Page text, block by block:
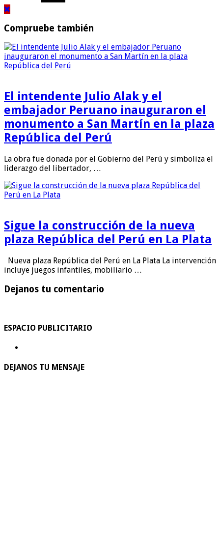
Compruebe también
El intendente Julio Alak y el
embajador Peruano inauguraron el
monumento a San Martín en la plaza
República del Perú
La obra fue donada por el Gobierno del Perú y simboliza el
liderazgo del libertador, …
Sigue la construcción de la nueva
plaza República del Perú en La Plata
Nueva plaza República del Perú en La Plata La intervención
incluye juegos infantiles, mobiliario …
Dejanos tu comentario
ESPACIO PUBLICITARIO
DEJANOS TU MENSAJE